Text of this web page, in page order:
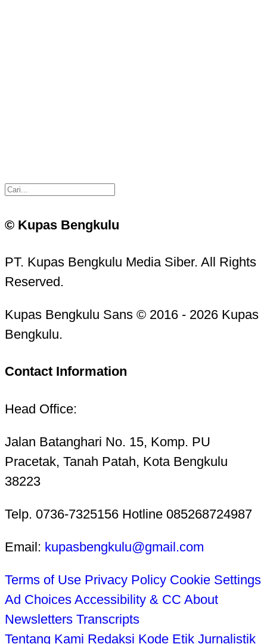
© Kupas Bengkulu
PT. Kupas Bengkulu Media Siber. All Rights
Reserved.
Kupas Bengkulu Sans © 2016 - 2026 Kupas
Bengkulu.
Contact Information
Head Office:
Jalan Batanghari No. 15, Komp. PU
Pracetak, Tanah Patah, Kota Bengkulu
38223
Telp. 0736-7325156 Hotline 085268724987
Email: kupasbengkulu@gmail.com
Terms of Use Privacy Policy Cookie Settings
Ad Choices Accessibility & CC About
Newsletters Transcripts
Tentang Kami Redaksi Kode Etik Jurnalistik